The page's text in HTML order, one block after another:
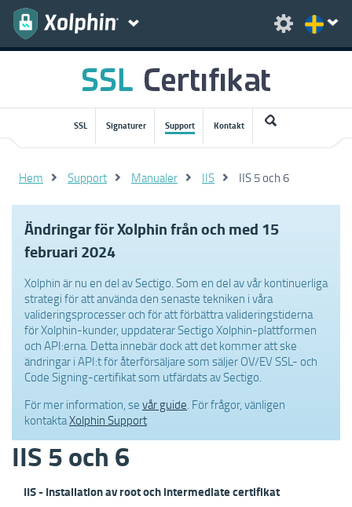
SSL Signaturer Support Kontakt
Hem Support Manualer IIS IIS 5 och 6
Ändringar för Xolphin från och med 15
februari 2024
Xolphin är nu en del av Sectigo. Som en del av vår kontinuerliga
strategi för att använda den senaste tekniken i våra
valideringsprocesser och för att förbättra valideringstiderna
för Xolphin-kunder, uppdaterar Sectigo Xolphin-plattformen
och API:erna. Detta innebär dock att det kommer att ske
ändringar i API:t för återförsäljare som säljer OV/EV SSL- och
Code Signing-certifikat som utfärdats av Sectigo.
För mer information, se vår guide. För frågor, vänligen
kontaktaXolphin Support
IIS 5 och 6
IIS - Installation av root och intermediate certifikat